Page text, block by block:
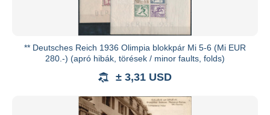
** Deutsches Reich 1936 Olimpia blokkpár Mi 5-6 (Mi EUR
280.-) (apró hibák, törések / minor faults, folds)
± 3,31 USD